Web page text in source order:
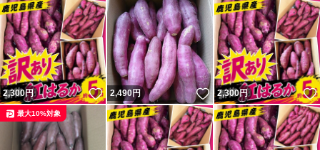
2,300円 いいね！
2,490円 いいね！
2,300円
最大10%対象